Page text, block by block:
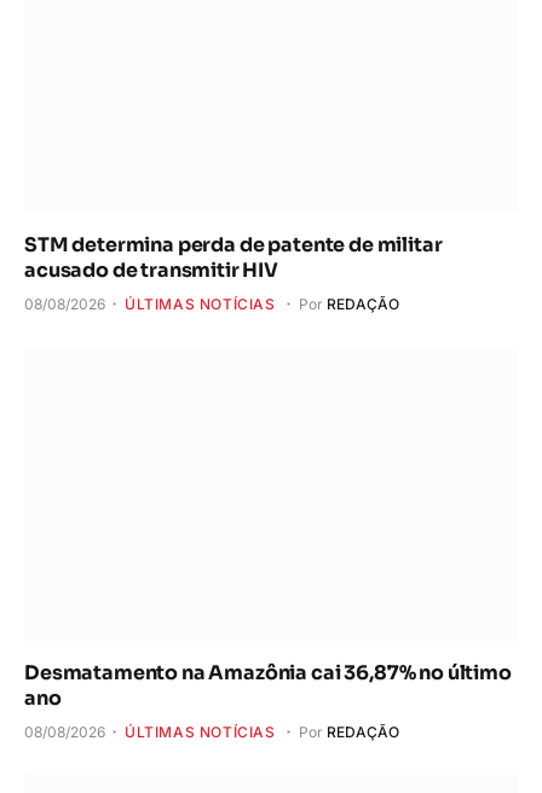
STM determina perda de patente de militar
acusado de transmitir HIV
08/08/2026 ÚLTIMAS NOTÍCIAS Por REDAÇÃO
Desmatamento na Amazônia cai 36,87% no último
ano
08/08/2026 ÚLTIMAS NOTÍCIAS Por REDAÇÃO